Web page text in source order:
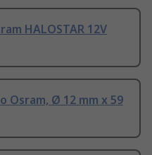
HALOSTAR 12V
Osram, Ø 12 mm x 59